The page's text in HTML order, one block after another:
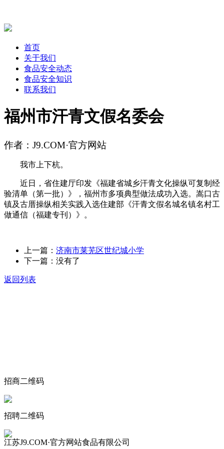
首页
关于我们
食品安全动态
食品安全知识
联系我们
福州市汗青文假名委会
作者：J9.COM·官方网站
我市上下杭。
近日，省住建厅印发《福建省城乡汗青文化操纵可复制经
验清单（第一批）》，福州市多项典型做法成功入选。嵩口古
镇及古厝操纵相关实践入选住建部《汗青文假名城名镇名村工
做通信（福建专刊）》。
上一篇： 济南市莱芜区世纪城小学
下一篇：没有了
返回列表
招商二维码
招聘二维码
江苏J9.COM·官方网站食品有限公司